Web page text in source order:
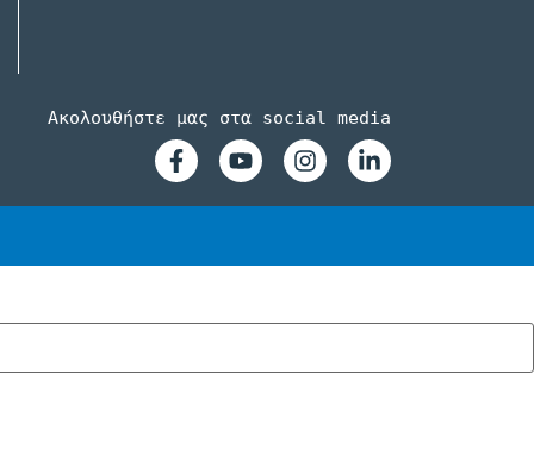
Ακολουθήστε μας στα social media